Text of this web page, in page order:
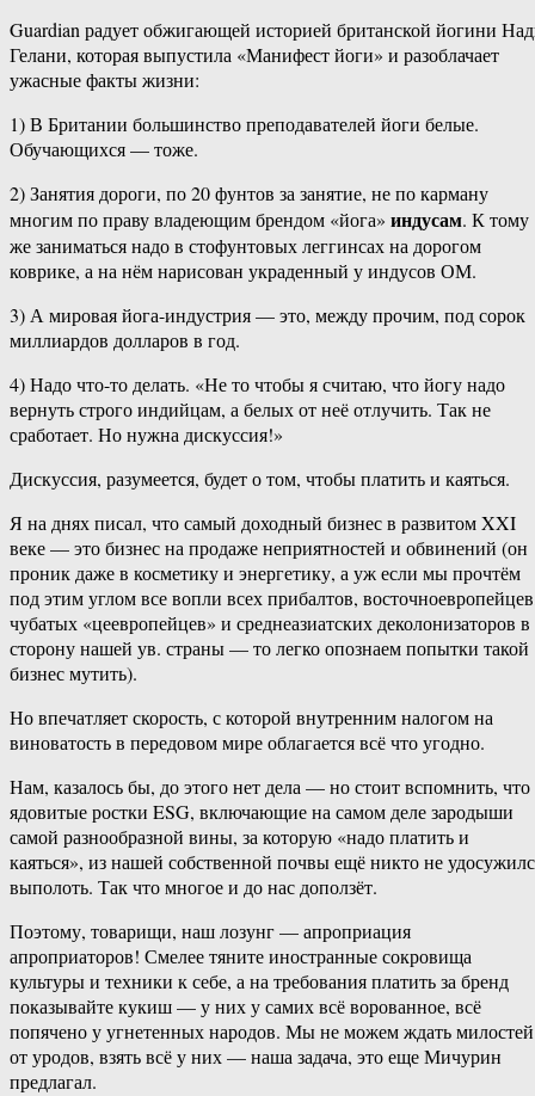
Guardian радует обжигающей историей британской йогини
Гелани, которая выпустила «Манифест йоги» и разоблачает
ужасные факты жизни:
1) В Британии большинство преподавателей йоги белые.
Обучающихся — тоже.
2) Занятия дороги, по 20 фунтов за занятие, не по карману
многим по праву владеющим брендом «йога» индусам. К тому
же заниматься надо в стофунтовых леггинсах на дорогом
коврике, а на нём нарисован украденный у индусов ОМ.
3) А мировая йога-индустрия — это, между прочим, под сорок
миллиардов долларов в год.
4) Надо что-то делать. «Не то чтобы я считаю, что йогу надо
вернуть строго индийцам, а белых от неё отлучить. Так не
сработает. Но нужна дискуссия!»
Дискуссия, разумеется, будет о том, чтобы платить и каяться.
Я на днях писал, что самый доходный бизнес в развитом XXI
веке — это бизнес на продаже неприятностей и обвинений (он
проник даже в косметику и энергетику, а уж если мы прочтём
под этим углом все вопли всех прибалтов,
чубатых «цеевропейцев» и среднеазиатских деколонизаторов в
сторону нашей ув. страны — то легко опознаем попытки такой
бизнес мутить).
Но впечатляет скорость, с которой внутренним налогом на
виноватость в передовом мире облагается всё что угодно.
Нам, казалось бы, до этого нет дела — но стоит вспомнить, что
ядовитые ростки ESG, включающие на самом деле зародыши
самой разнообразной вины, за которую «надо платить и
каяться», из нашей собственной почвы ещё никто не
выполоть. Так что многое и до нас доползёт.
Поэтому, товарищи, наш лозунг — апроприация
апроприаторов! Смелее тяните иностранные сокровища
культуры и техники к себе, а на требования платить за бренд
показывайте кукиш — у них у самих всё ворованное, всё
попячено у угнетенных народов. Мы не можем ждать милостей
от уродов, взять всё у них — наша задача, это еще Мичурин
предлагал.